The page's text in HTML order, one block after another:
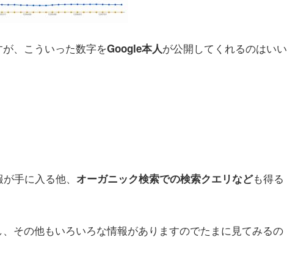
、こういった数字をGoogle本人が公開してくれるのはいい
手に入る他、 オーガニック検索での検索クエリなども得る
その他もいろいろな情報がありますのでたまに見てみるの